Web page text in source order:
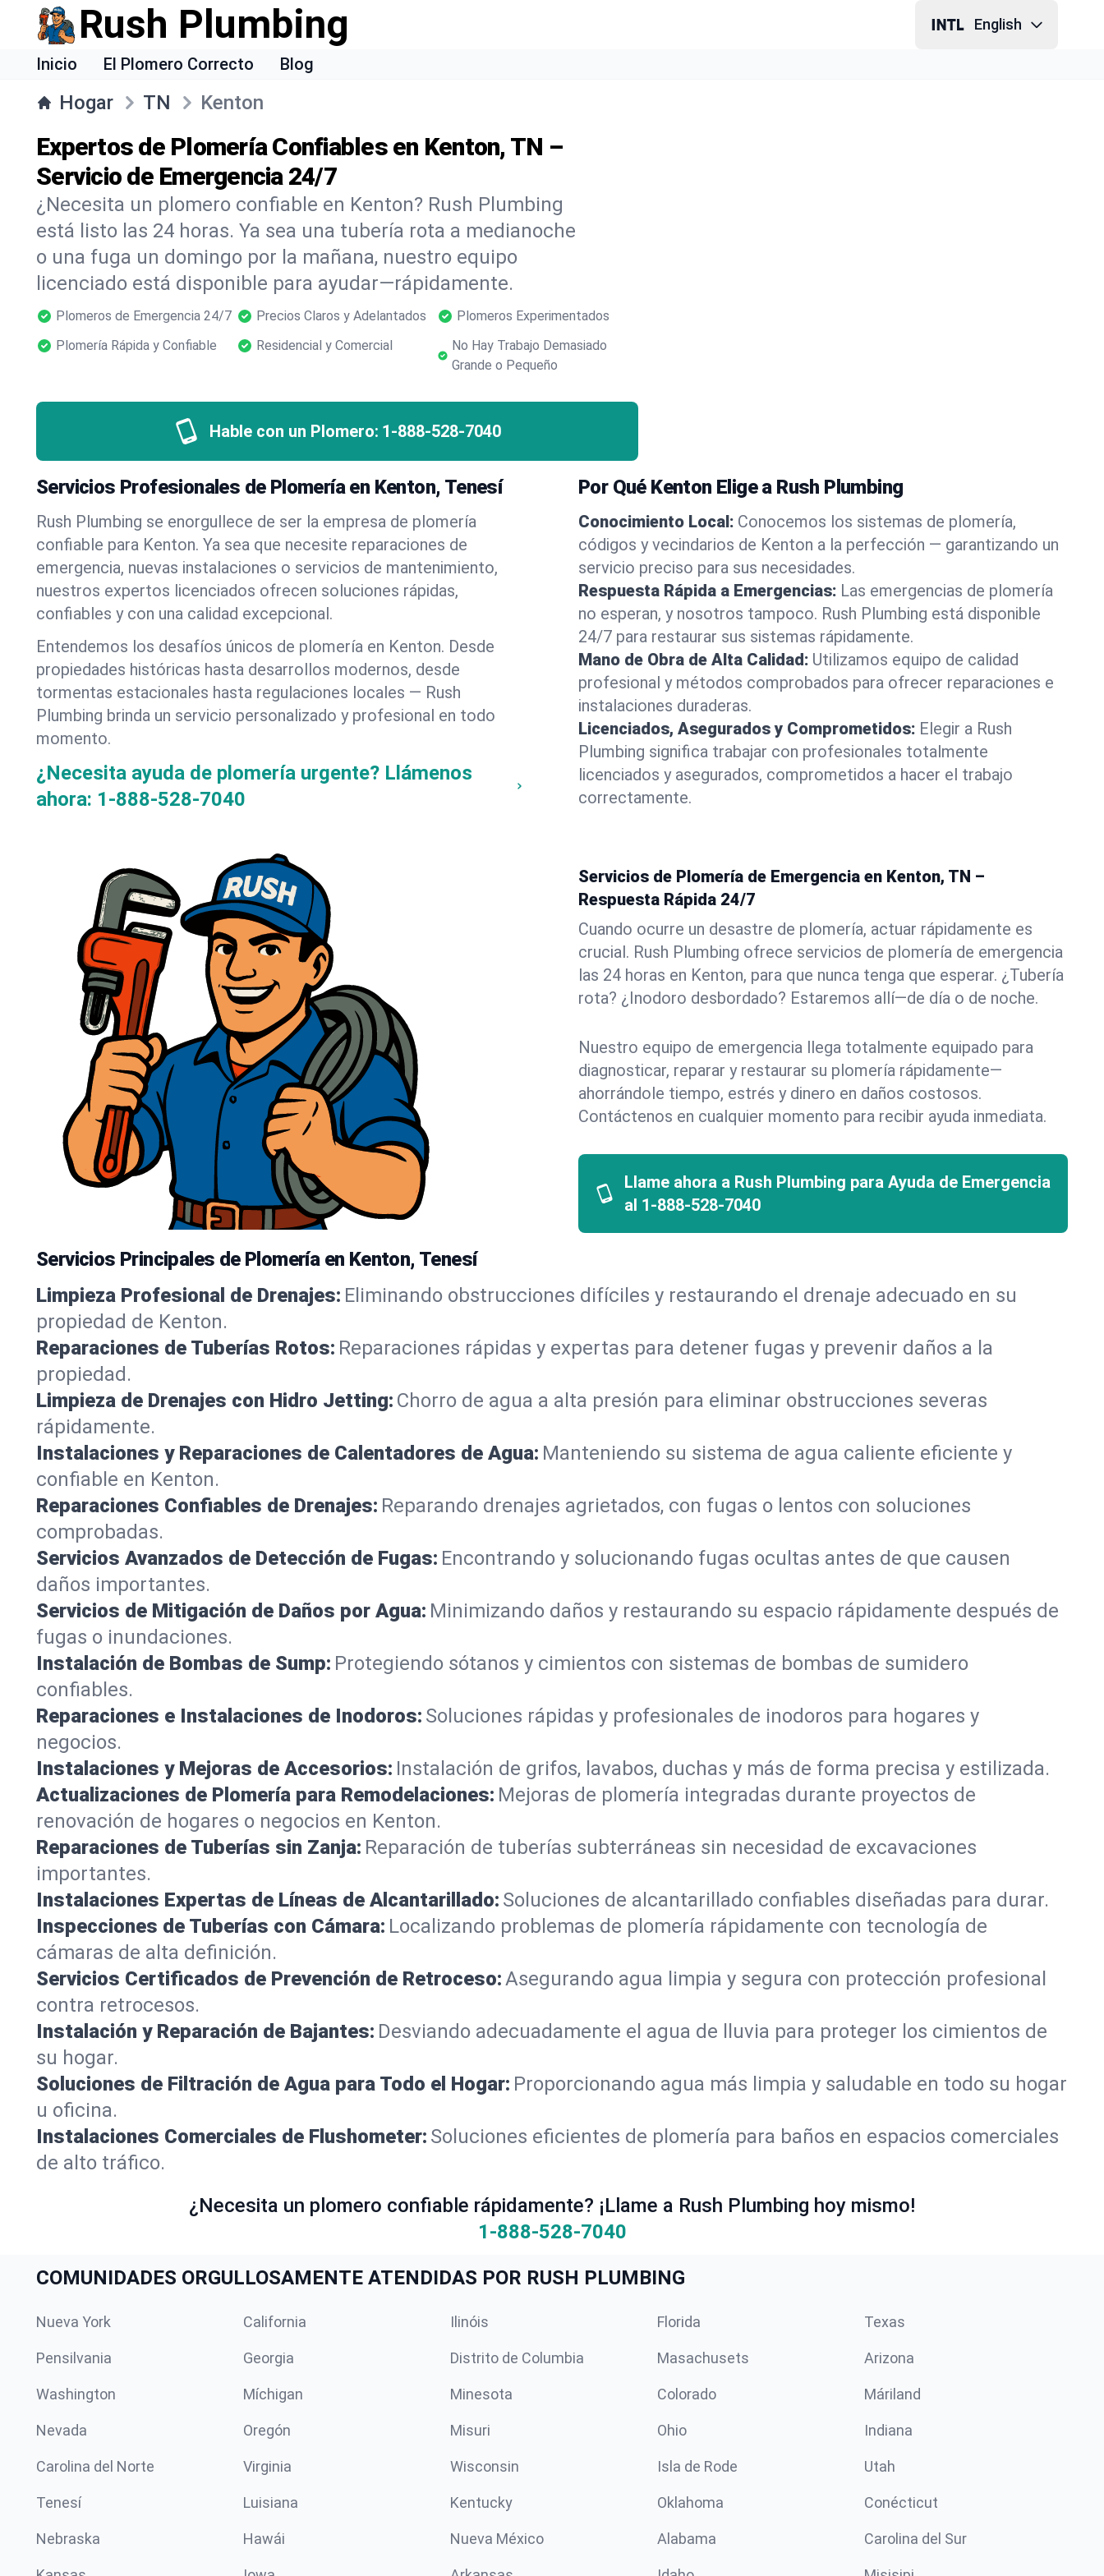
Rush Plumbing English
Inicio El Plomero Correcto Blog
Hogar TN Kenton
Expertos de Plomería Confiables en Kenton, TN –
Servicio de Emergencia 24/7
¿Necesita un plomero confiable en Kenton? Rush Plumbing
está listo las 24 horas. Ya sea una tubería rota a medianoche
o una fuga un domingo por la mañana, nuestro equipo
licenciado está disponible para ayudar—rápidamente.
Plomeros de Emergencia 24/7 Precios Claros y Adelantados
Plomeros Experimentados
Plomería Rápida y Confiable
Residencial y Comercial
No Hay Trabajo Demasiado
Grande o Pequeño
Hable con un Plomero: 1-888-528-7040
Servicios Profesionales de Plomería en Kenton, Tenesí
Rush Plumbing se enorgullece de ser la empresa de plomería
confiable para Kenton. Ya sea que necesite reparaciones de
emergencia, nuevas instalaciones o servicios de mantenimiento,
nuestros expertos licenciados ofrecen soluciones rápidas,
confiables y con una calidad excepcional.
Entendemos los desafíos únicos de plomería en Kenton. Desde
propiedades históricas hasta desarrollos modernos, desde
tormentas estacionales hasta regulaciones locales — Rush
Plumbing brinda un servicio personalizado y profesional en todo
momento.
¿Necesita ayuda de plomería urgente? Llámenos
ahora: 1-888-528-7040
Por Qué Kenton Elige a Rush Plumbing
Conocimiento Local: Conocemos los sistemas de plomería,
códigos y vecindarios de Kenton a la perfección — garantizando un
servicio preciso para sus necesidades.
Respuesta Rápida a Emergencias: Las emergencias de plomería
no esperan, y nosotros tampoco. Rush Plumbing está disponible
24/7 para restaurar sus sistemas rápidamente.
Mano de Obra de Alta Calidad: Utilizamos equipo de calidad
profesional y métodos comprobados para ofrecer reparaciones e
instalaciones duraderas.
Licenciados, Asegurados y Comprometidos: Elegir a Rush
Plumbing significa trabajar con profesionales totalmente
licenciados y asegurados, comprometidos a hacer el trabajo
correctamente.
Servicios de Plomería de Emergencia en Kenton, TN –
Respuesta Rápida 24/7
Cuando ocurre un desastre de plomería, actuar rápidamente es
crucial. Rush Plumbing ofrece servicios de plomería de emergencia
las 24 horas en Kenton, para que nunca tenga que esperar. ¿Tubería
rota? ¿Inodoro desbordado? Estaremos allí—de día o de noche.
Nuestro equipo de emergencia llega totalmente equipado para
diagnosticar, reparar y restaurar su plomería rápidamente—
ahorrándole tiempo, estrés y dinero en daños costosos.
Contáctenos en cualquier momento para recibir ayuda inmediata.
Llame ahora a Rush Plumbing para Ayuda de Emergencia
al 1-888-528-7040
Servicios Principales de Plomería en Kenton, Tenesí
Limpieza Profesional de Drenajes: Eliminando obstrucciones difíciles y restaurando el drenaje adecuado en su
propiedad de Kenton.
Reparaciones de Tuberías Rotos: Reparaciones rápidas y expertas para detener fugas y prevenir daños a la
propiedad.
Limpieza de Drenajes con Hidro Jetting: Chorro de agua a alta presión para eliminar obstrucciones severas
rápidamente.
Instalaciones y Reparaciones de Calentadores de Agua: Manteniendo su sistema de agua caliente eficiente y
confiable en Kenton.
Reparaciones Confiables de Drenajes: Reparando drenajes agrietados, con fugas o lentos con soluciones
comprobadas.
Servicios Avanzados de Detección de Fugas: Encontrando y solucionando fugas ocultas antes de que causen
daños importantes.
Servicios de Mitigación de Daños por Agua: Minimizando daños y restaurando su espacio rápidamente después de
fugas o inundaciones.
Instalación de Bombas de Sump: Protegiendo sótanos y cimientos con sistemas de bombas de sumidero
confiables.
Reparaciones e Instalaciones de Inodoros: Soluciones rápidas y profesionales de inodoros para hogares y
negocios.
Instalaciones y Mejoras de Accesorios: Instalación de grifos, lavabos, duchas y más de forma precisa y estilizada.
Actualizaciones de Plomería para Remodelaciones: Mejoras de plomería integradas durante proyectos de
renovación de hogares o negocios en Kenton.
Reparaciones de Tuberías sin Zanja: Reparación de tuberías subterráneas sin necesidad de excavaciones
importantes.
Instalaciones Expertas de Líneas de Alcantarillado: Soluciones de alcantarillado confiables diseñadas para durar.
Inspecciones de Tuberías con Cámara: Localizando problemas de plomería rápidamente con tecnología de
cámaras de alta definición.
Servicios Certificados de Prevención de Retroceso:Asegurando agua limpia y segura con protección profesional
contra retrocesos.
Instalación y Reparación de Bajantes: Desviando adecuadamente el agua de lluvia para proteger los cimientos de
su hogar.
Soluciones de Filtración de Agua para Todo el Hogar: Proporcionando agua más limpia y saludable en todo su hogar
u oficina.
Instalaciones Comerciales de Flushometer: Soluciones eficientes de plomería para baños en espacios comerciales
de alto tráfico.
¿Necesita un plomero confiable rápidamente? ¡Llame a Rush Plumbing hoy mismo!
1-888-528-7040
COMUNIDADES ORGULLOSAMENTE ATENDIDAS POR RUSH PLUMBING
Nueva York California Ilinóis Florida Texas
Pensilvania Georgia Distrito de Columbia Masachusets Arizona
Washington Míchigan Minesota Colorado Máriland
Nevada Oregón Misuri Ohio Indiana
Carolina del Norte Virginia Wisconsin Isla de Rode Utah
Tenesí Luisiana Kentucky Oklahoma Conécticut
Nebraska Hawái Nueva México Alabama Carolina del Sur